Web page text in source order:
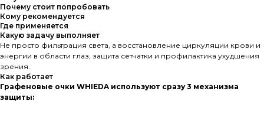
Почему стоит попробовать
Кому рекомендуется
Где применяется
Какую задачу выполняет
Не просто фильтрация света, а восстановление циркуляции крови и
энергии в области глаз, защита сетчатки и профилактика ухудшения
зрения.
Как работает
Графеновые очки WHIEDA используют сразу 3 механизма
защиты: